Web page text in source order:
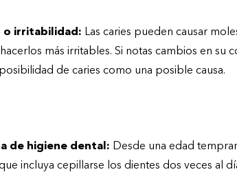
o irritabilidad: Las caries pueden causar
más irritables. Si notas cambios en su
de caries como una posible causa.
de higiene dental: Desde una edad
incluya cepillarse los dientes dos veces al